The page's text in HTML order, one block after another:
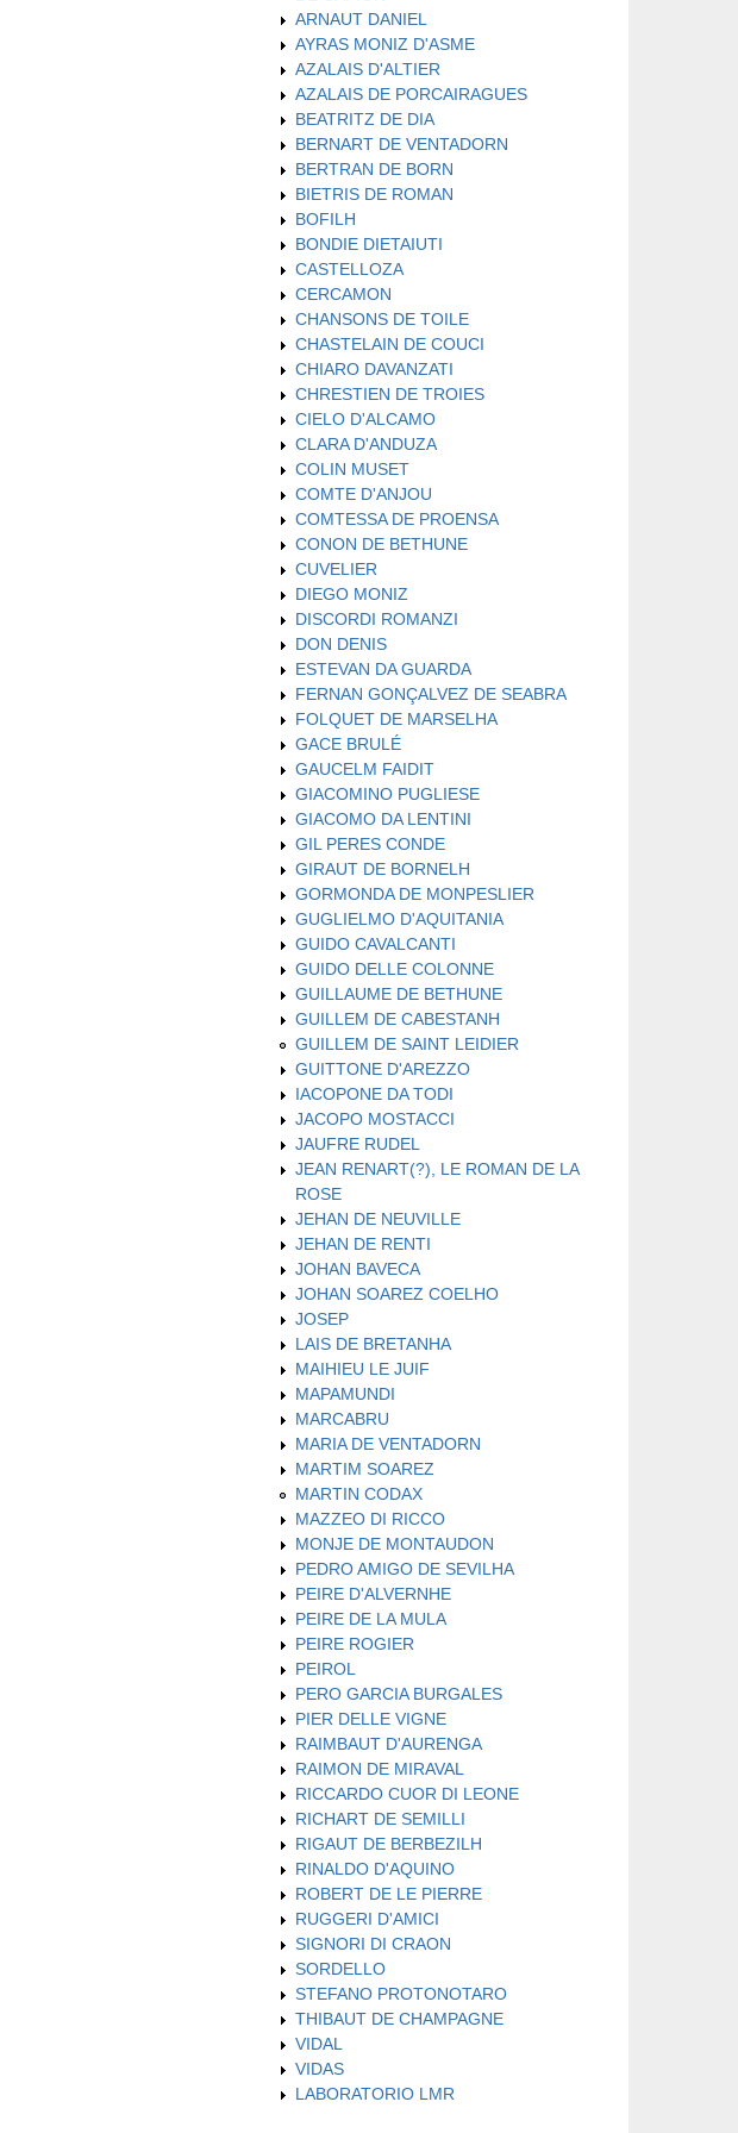
ARNAUT DANIEL
AYRAS MONIZ D'ASME
AZALAIS D'ALTIER
AZALAIS DE PORCAIRAGUES
BEATRITZ DE DIA
BERNART DE VENTADORN
BERTRAN DE BORN
BIETRIS DE ROMAN
BOFILH
BONDIE DIETAIUTI
CASTELLOZA
CERCAMON
CHANSONS DE TOILE
CHASTELAIN DE COUCI
CHIARO DAVANZATI
CHRESTIEN DE TROIES
CIELO D'ALCAMO
CLARA D'ANDUZA
COLIN MUSET
COMTE D'ANJOU
COMTESSA DE PROENSA
CONON DE BETHUNE
CUVELIER
DIEGO MONIZ
DISCORDI ROMANZI
DON DENIS
ESTEVAN DA GUARDA
FERNAN GONÇALVEZ DE SEABRA
FOLQUET DE MARSELHA
GACE BRULÉ
GAUCELM FAIDIT
GIACOMINO PUGLIESE
GIACOMO DA LENTINI
GIL PERES CONDE
GIRAUT DE BORNELH
GORMONDA DE MONPESLIER
GUGLIELMO D'AQUITANIA
GUIDO CAVALCANTI
GUIDO DELLE COLONNE
GUILLAUME DE BETHUNE
GUILLEM DE CABESTANH
GUILLEM DE SAINT LEIDIER
GUITTONE D'AREZZO
IACOPONE DA TODI
JACOPO MOSTACCI
JAUFRE RUDEL
JEAN RENART(?), LE ROMAN DE LA
ROSE
JEHAN DE NEUVILLE
JEHAN DE RENTI
JOHAN BAVECA
JOHAN SOAREZ COELHO
JOSEP
LAIS DE BRETANHA
MAIHIEU LE JUIF
MAPAMUNDI
MARCABRU
MARIA DE VENTADORN
MARTIM SOAREZ
MARTIN CODAX
MAZZEO DI RICCO
MONJE DE MONTAUDON
PEDRO AMIGO DE SEVILHA
PEIRE D'ALVERNHE
PEIRE DE LA MULA
PEIRE ROGIER
PEIROL
PERO GARCIA BURGALES
PIER DELLE VIGNE
RAIMBAUT D'AURENGA
RAIMON DE MIRAVAL
RICCARDO CUOR DI LEONE
RICHART DE SEMILLI
RIGAUT DE BERBEZILH
RINALDO D'AQUINO
ROBERT DE LE PIERRE
RUGGERI D'AMICI
SIGNORI DI CRAON
SORDELLO
STEFANO PROTONOTARO
THIBAUT DE CHAMPAGNE
VIDAL
VIDAS
LABORATORIO LMR